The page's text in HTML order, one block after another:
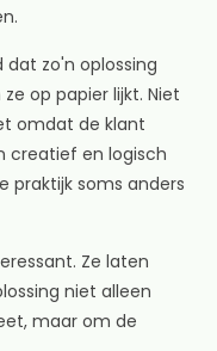
dat zo'n oplossing
op papier lijkt. Niet
omdat de klant
creatief en logisch
praktijk soms anders
Ze laten
niet alleen
maar om de